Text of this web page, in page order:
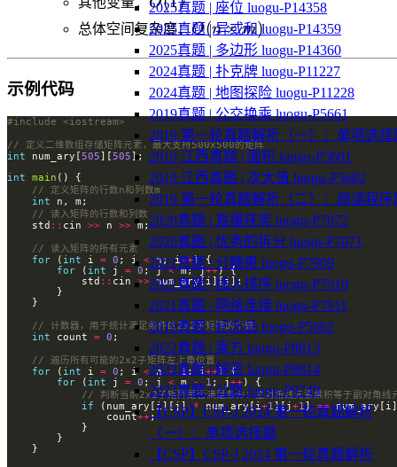
2025真题 | 座位 luogu-P14358
2025真题 | 异或和 luogu-P14359
2025真题 | 多边形 luogu-P14360
2024真题 | 扑克牌 luogu-P11227
2024真题 | 地图探险 luogu-P11228
2019真题 | 公交换乘 luogu-P5661
2019 第一轮真题解析（一）：单项选择
2019 江西真题 | 面积 luogu-P5681
2019 江西真题 | 次大值 luogu-P5682
2019 第一轮真题解析（二）：阅读程序
2020真题 | 直播获奖 luogu-P7072
2020真题 | 优秀的拆分 luogu-P7071
2021真题 | 分糖果 luogu-P7909
2021真题 | 插入排序 luogu-P7910
2021真题 | 网络连接 luogu-P7911
2019真题 | 纪念品 luogu-P5662
2022真题 | 乘方 luogu-P8813
2022真题 | 解密 luogu-P8814
2023真题 | 公路 luogu-P9749
【CSP】CSP-J 2024 第一轮真题解析
（一）：单项选择题
【CSP】CSP-J 2024 第一轮真题解析
m)
总体空间复杂度：O(n
\times
m)
O(n × m)
示例代码
#include <iostream>
int num_ary[ 505][ 505
int
main
int
    std
:: cin >> n >>
for ( int i = 0 ; i < n; i++
for ( int j = 0 ; j < m; j++
            std
:: cin >>
int count = 0
for ( int i = 0 ; i < n - 1; i++
for ( int j = 0 ; j < m - 1 ; j++
if (num_ary[i][j] * num_ary[i+1 ][j+1] ==
                count
++